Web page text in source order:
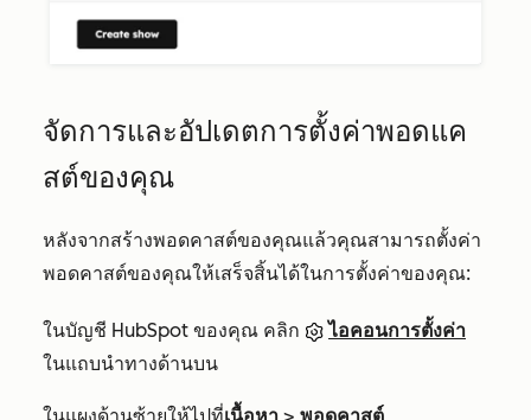
จัดการและอัปเดตการตั้งค่าพอดแค
สต์ของคุณ
หลังจากสร้างพอดคาสต์ของคุณแล้วคุณสามารถตั้งค่า
พอดคาสต์ของคุณให้เสร็จสิ้นได้ในการตั้งค่าของคุณ:
ในบัญชี HubSpot ของคุณ คลิก
ไอคอนการตั้งค่า
ในแถบนำทางด้านบน